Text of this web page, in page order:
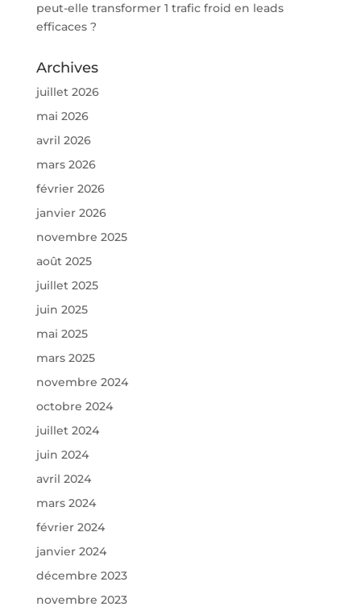
peut-elle transformer 1 trafic froid en leads
efficaces ?
Archives
juillet 2026
mai 2026
avril 2026
mars 2026
février 2026
janvier 2026
novembre 2025
août 2025
juillet 2025
juin 2025
mai 2025
mars 2025
novembre 2024
octobre 2024
juillet 2024
juin 2024
avril 2024
mars 2024
février 2024
janvier 2024
décembre 2023
novembre 2023